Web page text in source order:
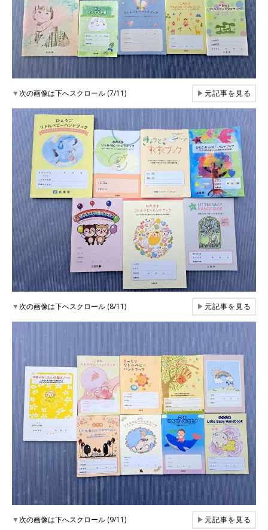
▼次の画像は下へスクロール (7/11) ▶元記事を見る
▼次の画像は下へスクロール (8/11) ▶元記事を見る
▼次の画像は下へスクロール (9/11) ▶元記事を見る